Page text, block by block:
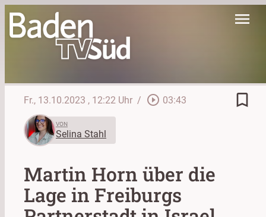
menu
Fr., 13.10.2023 , 12:22 Uhr / play_circle_outline 03:43 bookmark_border
VON
Selina Stahl
Martin Horn über die
Lage in Freiburgs